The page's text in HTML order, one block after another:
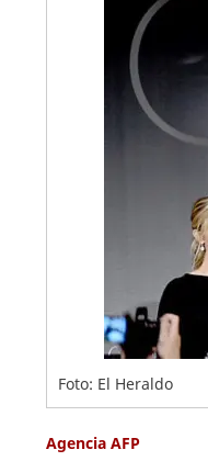
Foto: El Heraldo
Agencia AFP